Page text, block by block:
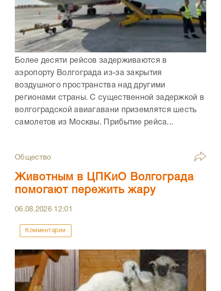
Более десяти рейсов задерживаются в
аэропорту Волгограда из-за закрытия
воздушного пространства над другими
регионами страны. С существенной задержкой в
волгоградской авиагавани приземлятся шесть
самолетов из Москвы. Прибытие рейса...
Общество
Животным в ЦПКиО Волгограда
помогают пережить жару
06.08.2026 12:01
Комментарии